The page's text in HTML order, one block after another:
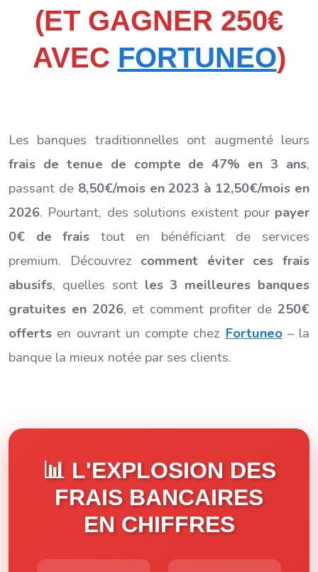
(ET GAGNER 250€
AVEC FORTUNEO)
Les banques traditionnelles ont augmenté leurs
frais de tenue de compte de 47% en 3 ans,
passant de 8,50€/mois en 2023 à 12,50€/mois en
2026. Pourtant, des solutions existent pour payer
0€ de frais tout en bénéficiant de services
premium. Découvrez comment éviter ces frais
abusifs, quelles sont les 3 meilleures banques
gratuites en 2026, et comment profiter de 250€
offerts en ouvrant un compte chez Fortuneo– la
banque la mieux notée par ses clients.
📊 L'EXPLOSION DES
FRAIS BANCAIRES
EN CHIFFRES